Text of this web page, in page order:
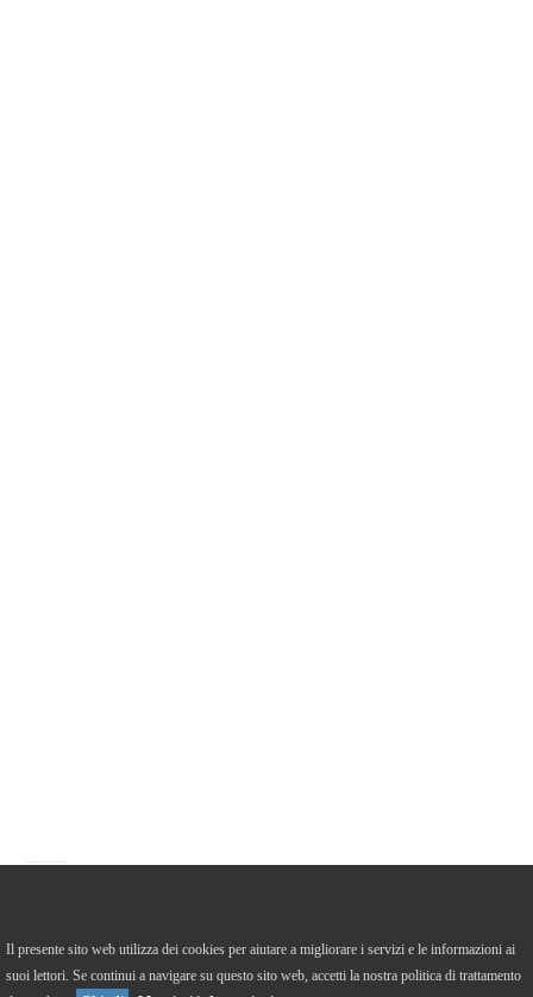
Il presente sito web utilizza dei cookies per aiutare a migliorare i servizi e le informazioni ai
suoi lettori. Se continui a navigare su questo sito web, accetti la nostra politica di trattamento
Versione Desktop